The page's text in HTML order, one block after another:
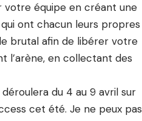
votre équipe en créant une
ont chacun leurs propres
brutal afin de libérer votre
l’arène, en collectant des
du 4 au 9 avril sur
cet été. Je ne peux pas